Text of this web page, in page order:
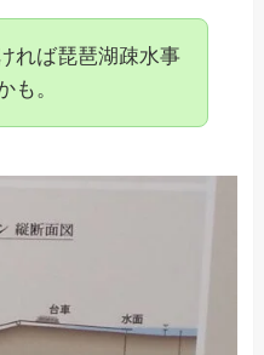
れば琵琶湖疎水事
も。